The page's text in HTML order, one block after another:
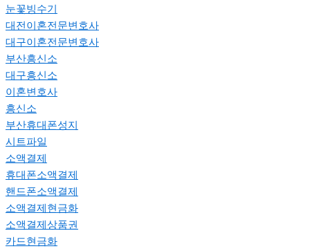
눈꽃빙수기
대전이혼전문변호사
대구이혼전문변호사
부산흥신소
대구흥신소
이혼변호사
흥신소
부산휴대폰성지
시트파일
소액결제
휴대폰소액결제
핸드폰소액결제
소액결제현금화
소액결제상품권
카드현금화